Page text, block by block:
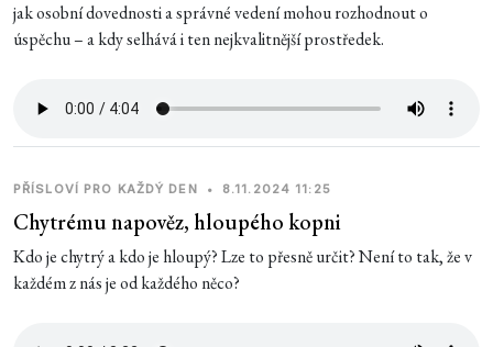
jak osobní dovednosti a správné vedení mohou rozhodnout o
úspěchu – a kdy selhává i ten nejkvalitnější prostředek.
PŘÍSLOVÍ PRO KAŽDÝ DEN • 8.11.2024 11:25
Chytrému napověz, hloupého kopni
Kdo je chytrý a kdo je hloupý? Lze to přesně určit? Není to tak, že v
každém z nás je od každého něco?